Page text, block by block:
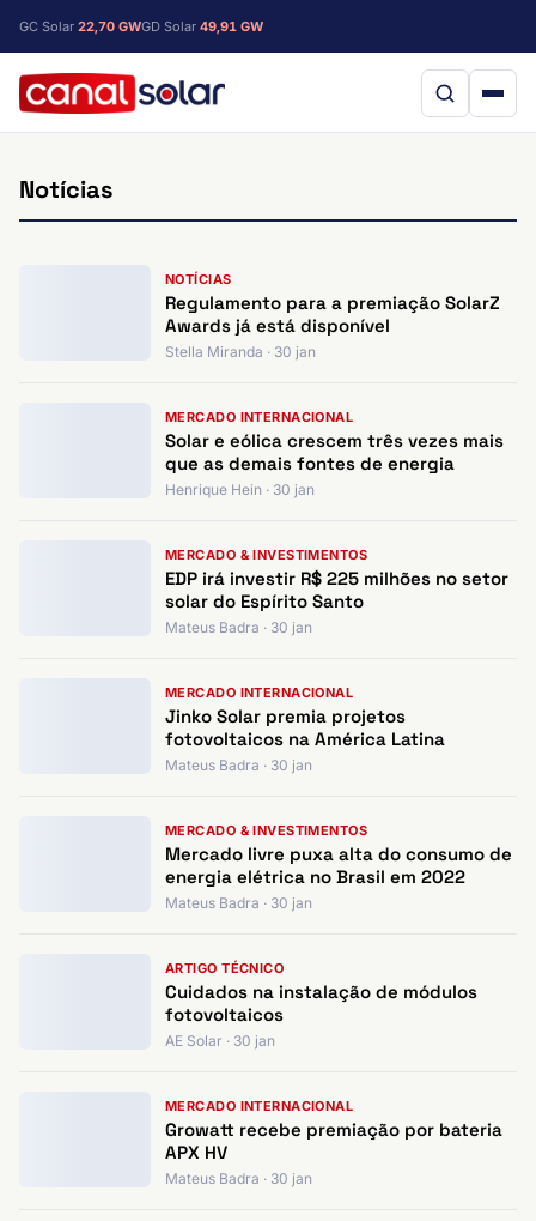
GC Solar 22,70 GWGD Solar 49,91 GW
Notícias
NOTÍCIAS
Regulamento para a premiação SolarZ
Awards já está disponível
Stella Miranda · 30 jan
MERCADO INTERNACIONAL
Solar e eólica crescem três vezes mais
que as demais fontes de energia
Henrique Hein · 30 jan
MERCADO & INVESTIMENTOS
EDP irá investir R$ 225 milhões no setor
solar do Espírito Santo
Mateus Badra · 30 jan
MERCADO INTERNACIONAL
Jinko Solar premia projetos
fotovoltaicos na América Latina
Mateus Badra · 30 jan
MERCADO & INVESTIMENTOS
Mercado livre puxa alta do consumo de
energia elétrica no Brasil em 2022
Mateus Badra · 30 jan
ARTIGO TÉCNICO
Cuidados na instalação de módulos
fotovoltaicos
AE Solar · 30 jan
MERCADO INTERNACIONAL
Growatt recebe premiação por bateria
APX HV
Mateus Badra · 30 jan